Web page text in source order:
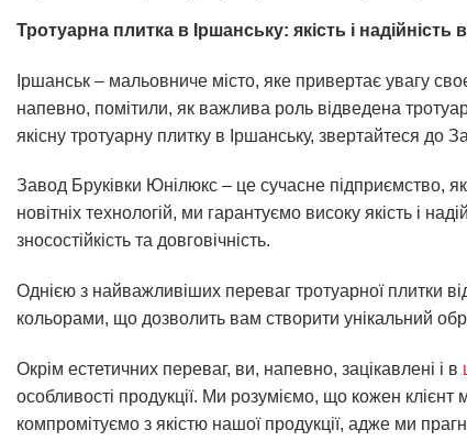
Тротуарна плитка в Іршанську: якість і надійність
Іршанськ – мальовниче місто, яке привертає увагу
напевно, помітили, як важлива роль відведена
якісну тротуарну плитку в Іршанську, звертайтеся до
Завод Бруківки Юнілюкс – це сучасне підприємство,
новітніх технологій, ми гарантуємо високу якість і
зносостійкість та довговічність.
Однією з найважливіших переваг тротуарної плитки
кольорами, що дозволить вам створити унікальний
Окрім естетичних переваг, ви, напевно, зацікавлені і в
особливості продукції. Ми розуміємо, що кожен
компромітуємо з якістю нашої продукції, адже ми